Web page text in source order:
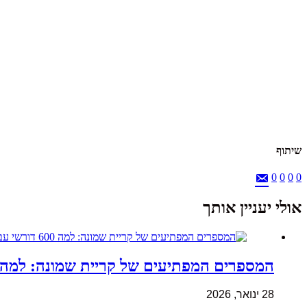
שיתוף
0
0
0
0
אולי יעניין אותך
המספרים המפתיעים של קריית שמונה: למה 600 דורשי עבודה הם לא מה
28 ינואר, 2026